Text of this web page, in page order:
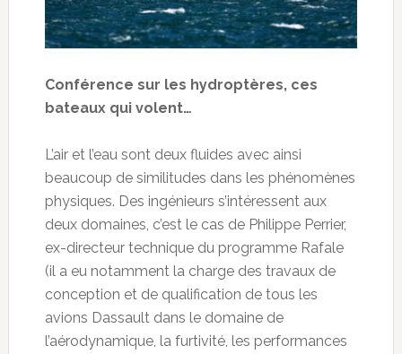
Conférence sur les hydroptères, ces
bateaux qui volent…
L’air et l’eau sont deux fluides avec ainsi
beaucoup de similitudes dans les phénomènes
physiques. Des ingénieurs s’intéressent aux
deux domaines, c’est le cas de Philippe Perrier,
ex-directeur technique du programme Rafale
(il a eu notamment la charge des travaux de
conception et de qualification de tous les
avions Dassault dans le domaine de
l’aérodynamique, la furtivité, les performances